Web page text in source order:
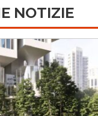
NOTIZIE